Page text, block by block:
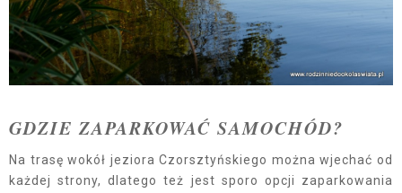
GDZIE ZAPARKOWAĆ SAMOCHÓD?
Na trasę wokół jeziora Czorsztyńskiego można wjechać od
każdej strony, dlatego też jest sporo opcji zaparkowania